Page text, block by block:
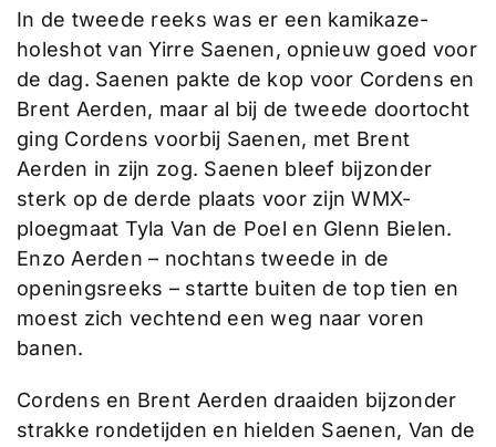
In de tweede reeks was er een kamikaze-
holeshot van Yirre Saenen, opnieuw goed voor
de dag. Saenen pakte de kop voor Cordens en
Brent Aerden, maar al bij de tweede doortocht
ging Cordens voorbij Saenen, met Brent
Aerden in zijn zog. Saenen bleef bijzonder
sterk op de derde plaats voor zijn WMX-
ploegmaat Tyla Van de Poel en Glenn Bielen.
Enzo Aerden – nochtans tweede in de
openingsreeks – startte buiten de top tien en
moest zich vechtend een weg naar voren
banen.
Cordens en Brent Aerden draaiden bijzonder
strakke rondetijden en hielden Saenen, Van de